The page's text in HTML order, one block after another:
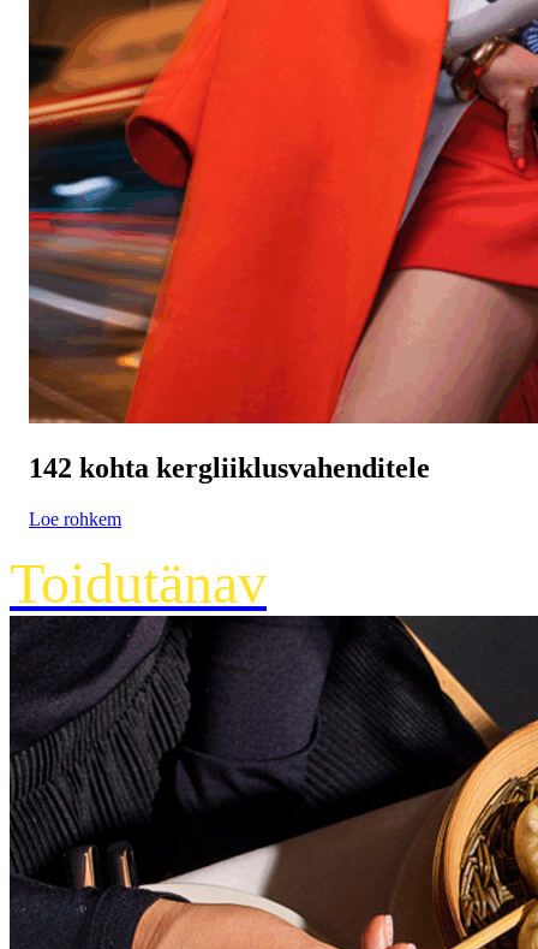
142 kohta kergliiklus­vahenditele
Loe rohkem
Toidutänav